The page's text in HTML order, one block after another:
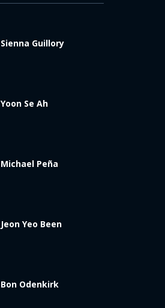
Sienna Guillory
Yoon Se Ah
Michael Peña
Jeon Yeo Been
Bon Odenkirk